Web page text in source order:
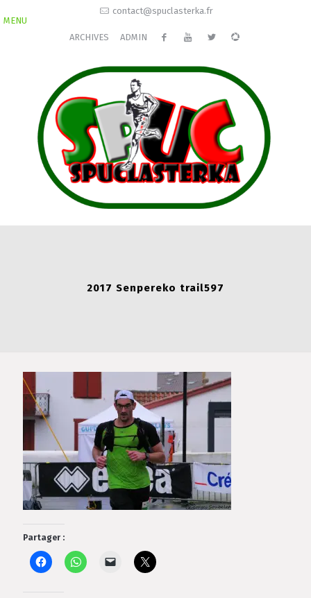
contact@spuclasterka.fr
ARCHIVES ADMIN
MENU
2017 Senpereko trail597
Partager :